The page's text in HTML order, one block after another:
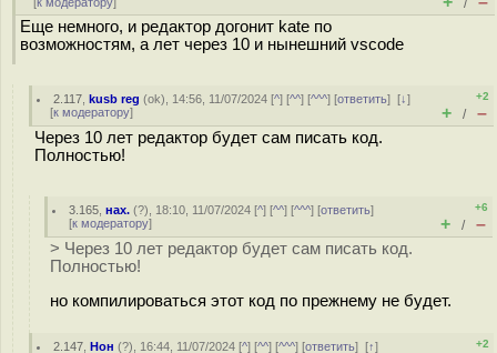
/
Еще немного, и редактор догонит kate по
возможностям, а лет через 10 и нынешний vscode
2.117 ,kusb reg (ok), 14:56, 11/07/2024 [^] [^^] [^^^] [ответить][↓]
[к модератору]
+2
+ / –
Через 10 лет редактор будет сам писать код.
Полностью!
3.165 ,нах. (?), 18:10, 11/07/2024 [^] [^^] [^^^] [ответить]
[к модератору]
+6
+ / –
> Через 10 лет редактор будет сам писать код.
Полностью!
но компилироваться этот код по прежнему не будет.
2.147 ,Нон (?), 16:44, 11/07/2024 [^] [^^] [^^^] [ответить][↑] +2